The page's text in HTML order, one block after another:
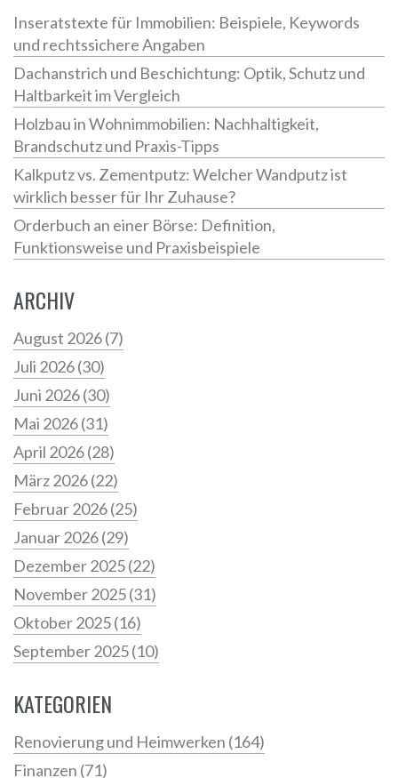
Inseratstexte für Immobilien: Beispiele, Keywords
und rechtssichere Angaben
Dachanstrich und Beschichtung: Optik, Schutz und
Haltbarkeit im Vergleich
Holzbau in Wohnimmobilien: Nachhaltigkeit,
Brandschutz und Praxis-Tipps
Kalkputz vs. Zementputz: Welcher Wandputz ist
wirklich besser für Ihr Zuhause?
Orderbuch an einer Börse: Definition,
Funktionsweise und Praxisbeispiele
ARCHIV
August 2026(7)
Juli 2026(30)
Juni 2026(30)
Mai 2026(31)
April 2026(28)
März 2026(22)
Februar 2026(25)
Januar 2026(29)
Dezember 2025(22)
November 2025(31)
Oktober 2025(16)
September 2025(10)
KATEGORIEN
Renovierung und Heimwerken (164)
Finanzen (71)